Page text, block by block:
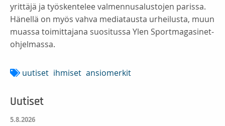
yrittäjä ja työskentelee valmennusalustojen parissa.
Hänellä on myös vahva mediatausta urheilusta, muun
muassa toimittajana suositussa Ylen Sportmagasinet-
ohjelmassa.
uutiset ihmiset ansiomerkit
Uutiset
5.8.2026